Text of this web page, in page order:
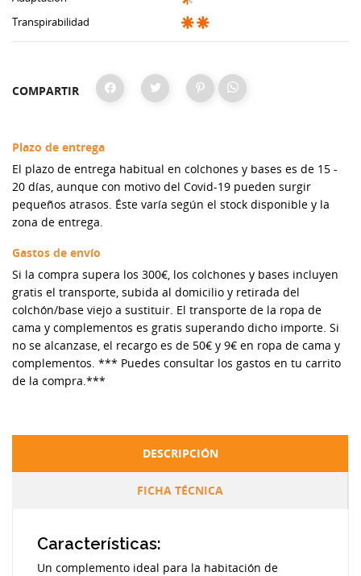
Transpirabilidad
COMPARTIR
Plazo de entrega
El plazo de entrega habitual en colchones y bases es de 15 -
20 días, aunque con motivo del Covid-19 pueden surgir
pequeños atrasos. Éste varía según el stock disponible y la
zona de entrega.
Gastos de envío
Si la compra supera los 300€, los colchones y bases incluyen
gratis el transporte, subida al domicilio y retirada del
colchón/base viejo a sustituir. El transporte de la ropa de
cama y complementos es gratis superando dicho importe. Si
no se alcanzase, el recargo es de 50€ y 9€ en ropa de cama y
complementos. *** Puedes consultar los gastos en tu carrito
de la compra.***
DESCRIPCIÓN
FICHA TÉCNICA
Características:
Un complemento ideal para la habitación de